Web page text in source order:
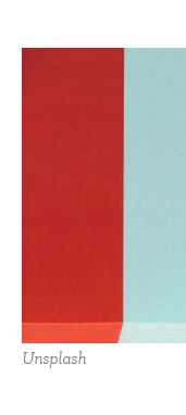
Unsplash